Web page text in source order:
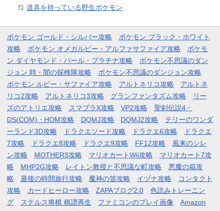
道具を持っている野生ポケモン
ポケモン ゴールド・シルバー攻略
ポケモン ブラック・ホワイト
攻略
ポケモン オメガルビー・アルファサファイア攻略
ポケモ
ン ダイヤモンド・パール・プラチナ攻略
ポケモン不思議のダン
ジョン 時・闇の探検隊攻略
ポケモン不思議のダンジョン攻略
ポケモン ルビー・サファイア攻略
アルトネリコ攻略
アルトネ
リコ2攻略
アルトネリコ3攻略 グランファンタズム攻略
リー
ズのアトリエ攻略
スマブラX攻略 VP2攻略
聖剣伝説4・
DS(COM)・HOM攻略
DQMJ攻略 DQMJ2攻略
テリーのワンダ
ーランド3D攻略
ドラクエソード攻略 ドラクエ6攻略
ドラクエ
7攻略
ドラクエ8攻略 ドラクエ9攻略 FF12攻略
風来のシレ
ン攻略
MOTHER3攻略 マリオカートWii攻略
マリオカート7攻
略
MHP2G攻略 レイトン教授と不思議な町攻略
悪魔の箱攻
略
最後の時間旅行攻略 魔神の笛攻略 イヅナ攻略
コンタクト
攻略
カードヒーロー攻略 ZAPAブログ2.0
色読みトレーニン
グ
ステルス将棋 棋譜再生 ファミコンのプレイ画像
Amazon